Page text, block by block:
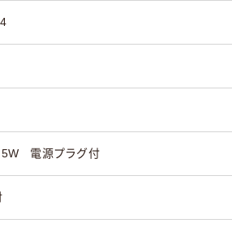
電源プラグ付